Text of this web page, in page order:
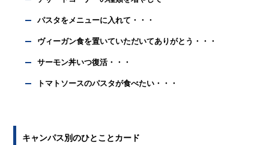
パスタをメニューに入れて・・・
ヴィーガン食を置いていただいてありがとう・・・
サーモン丼いつ復活・・・
トマトソースのパスタが食べたい・・・
キャンパス別のひとことカード